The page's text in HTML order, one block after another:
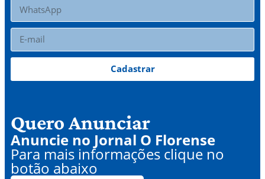
Cadastrar
Quero Anunciar
Anuncie no Jornal O Florense
Para mais informações clique no
botão abaixo